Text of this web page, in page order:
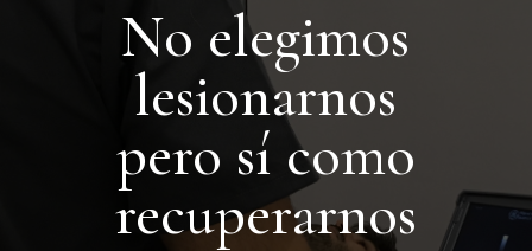
No elegimos
lesionarnos
pero sí como
recuperarnos